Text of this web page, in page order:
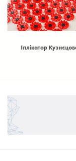
Іплікатор